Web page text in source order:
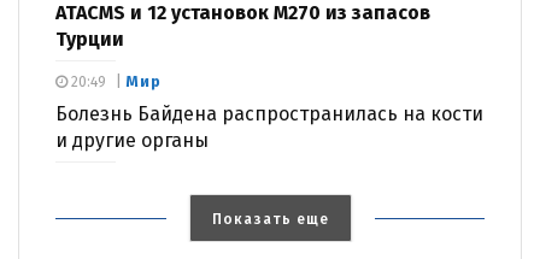
ATACMS и 12 установок M270 из запасов
Турции
Мир
Болезнь Байдена распространилась на кости
и другие органы
20:49
Показать еще